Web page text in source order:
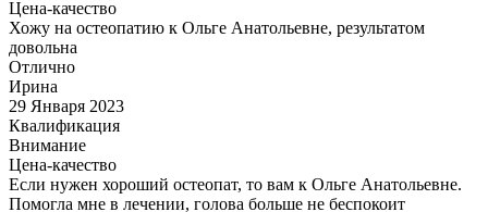
Цена-качество
Хожу на остеопатию к Ольге Анатольевне, результатом
довольна
Отлично
Ирина
29 Января 2023
Квалификация
Внимание
Цена-качество
Если нужен хороший остеопат, то вам к Ольге Анатольевне.
Помогла мне в лечении, голова больше не беспокоит